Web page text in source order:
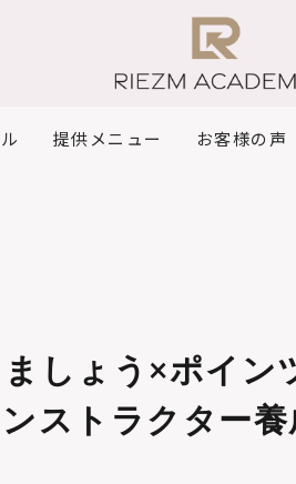
提供メニュー お客様の声
しょう×ポイン
ストラクター